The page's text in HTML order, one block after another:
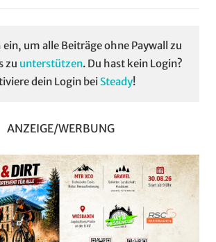
ein, um alle Beiträge ohne Paywall zu
zu unterstützen. Du hast kein Login?
dein Login bei Steady!
ANZEIGE/WERBUNG